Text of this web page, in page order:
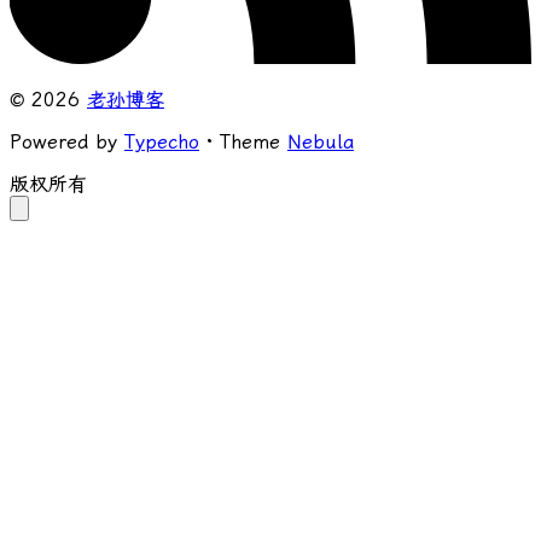
© 2026 老孙博客
Powered by Typecho · Theme Nebula
版权所有